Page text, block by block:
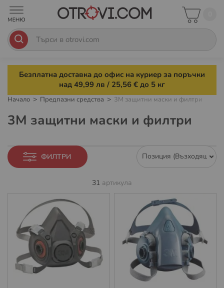
Безплатна доставка до офис на куриер за поръчки
над 49,99 лв / 25,56 € до 5 кг
Начало Предпазни средства 3M защитни маски и филтри
3M защитни маски и филтри
ФИЛТРИ
31 артикула